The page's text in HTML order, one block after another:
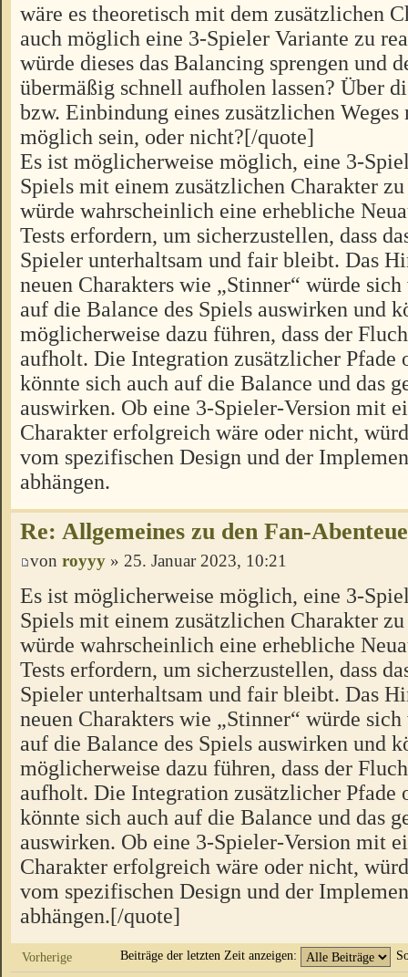
wäre es theoretisch mit dem zusätzlichen
auch möglich eine 3-Spieler Variante zu
würde dieses das Balancing sprengen und
übermäßig schnell aufholen lassen? Über
bzw. Einbindung eines zusätzlichen Weges
möglich sein, oder nicht?[/quote]
Es ist möglicherweise möglich, eine 3-
Spiels mit einem zusätzlichen Charakter
würde wahrscheinlich eine erhebliche
Tests erfordern, um sicherzustellen, dass
Spieler unterhaltsam und fair bleibt. Das
neuen Charakters wie „Stinner“ würde
auf die Balance des Spiels auswirken und
möglicherweise dazu führen, dass der
aufholt. Die Integration zusätzlicher Pfade
könnte sich auch auf die Balance und das
auswirken. Ob eine 3-Spieler-Version mit
Charakter erfolgreich wäre oder nicht,
vom spezifischen Design und der
abhängen.
Re: Allgemeines zu den Fan-
von royyy » 25. Januar 2023, 10:21
Es ist möglicherweise möglich, eine 3-
Spiels mit einem zusätzlichen Charakter
würde wahrscheinlich eine erhebliche
Tests erfordern, um sicherzustellen, dass
Spieler unterhaltsam und fair bleibt. Das
neuen Charakters wie „Stinner“ würde
auf die Balance des Spiels auswirken und
möglicherweise dazu führen, dass der
aufholt. Die Integration zusätzlicher Pfade
könnte sich auch auf die Balance und das
auswirken. Ob eine 3-Spieler-Version mit
Charakter erfolgreich wäre oder nicht,
vom spezifischen Design und der
abhängen.[/quote]
Vorherige Beiträge der letzten Zeit anzeigen: